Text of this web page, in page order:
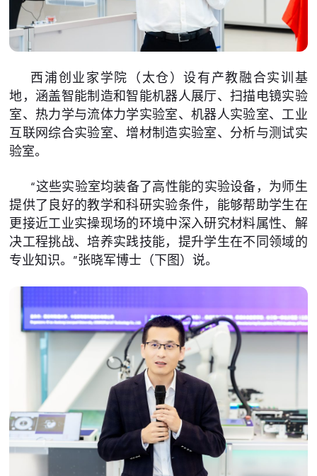
西浦创业家学院（太仓）设有产教融合实训基
地，涵盖智能制造和智能机器人展厅、扫描电镜实验
室、热力学与流体力学实验室、机器人实验室、工业
互联网综合实验室、增材制造实验室、分析与测试实
验室。
“这些实验室均装备了高性能的实验设备，为师生
提供了良好的教学和科研实验条件，能够帮助学生在
更接近工业实操现场的环境中深入研究材料属性、解
决工程挑战、培养实践技能，提升学生在不同领域的
专业知识。”张晓军博士（下图）说。